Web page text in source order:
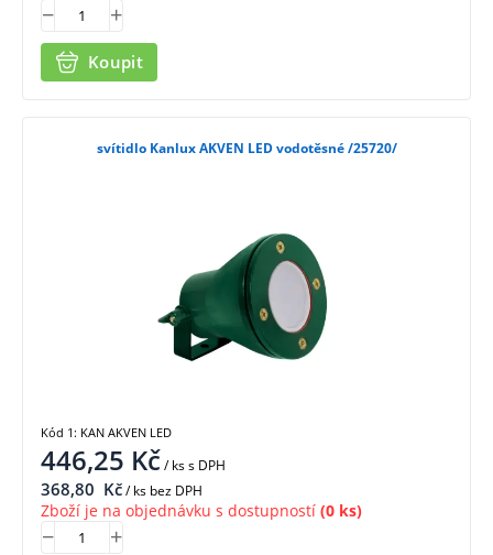
Koupit
svítidlo Kanlux AKVEN LED vodotěsné /25720/
446,25 Kč/ kss DPH
368,80 Kč/ ks bez DPH
Zboží je na objednávku s dostupností (0 ks)
Kód 1: KAN AKVEN LED